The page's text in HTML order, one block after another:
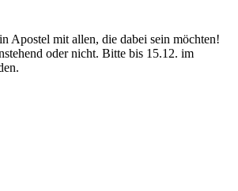
Apostel mit allen, die dabei sein möchten!
oder nicht. Bitte bis 15.12. im